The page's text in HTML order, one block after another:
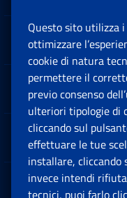
Sedi e Contatti
Software
Note Legali
App mobile
Questo sito utilizza
ottimizzare
cookie di natura
permettere il
previo consenso
ulteriori tipologie di
cliccando sul
effettuare le tue
installare, cliccando
invece intendi
tecnici, puoi farlo